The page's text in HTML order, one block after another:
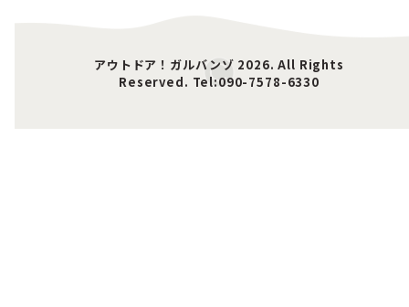
アウトドア！ガルバンゾ 2026. All Rights
Reserved. Tel:090-7578-6330